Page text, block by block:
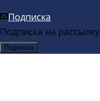
Подписка
Подписка на рассылку